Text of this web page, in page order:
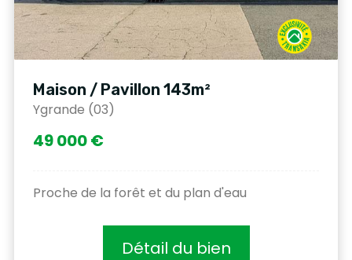
Maison / Pavillon 143m²
Ygrande (03)
49 000 €
Proche de la forêt et du plan d'eau
Détail du bien